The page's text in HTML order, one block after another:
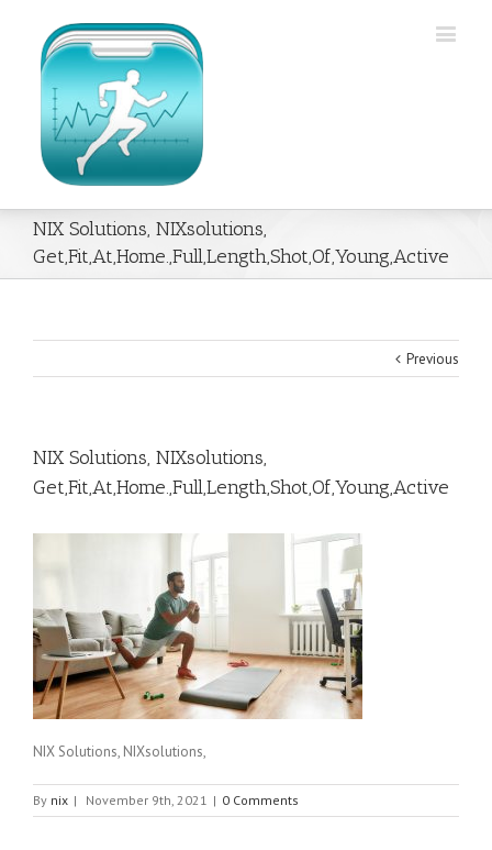
NIX Solutions, NIXsolutions,
Get,Fit,At,Home.,Full,Length,Shot,Of,Young,Active
Previous
NIX Solutions, NIXsolutions,
Get,Fit,At,Home.,Full,Length,Shot,Of,Young,Active
NIX Solutions, NIXsolutions,
By nix | November 9th, 2021 | 0 Comments